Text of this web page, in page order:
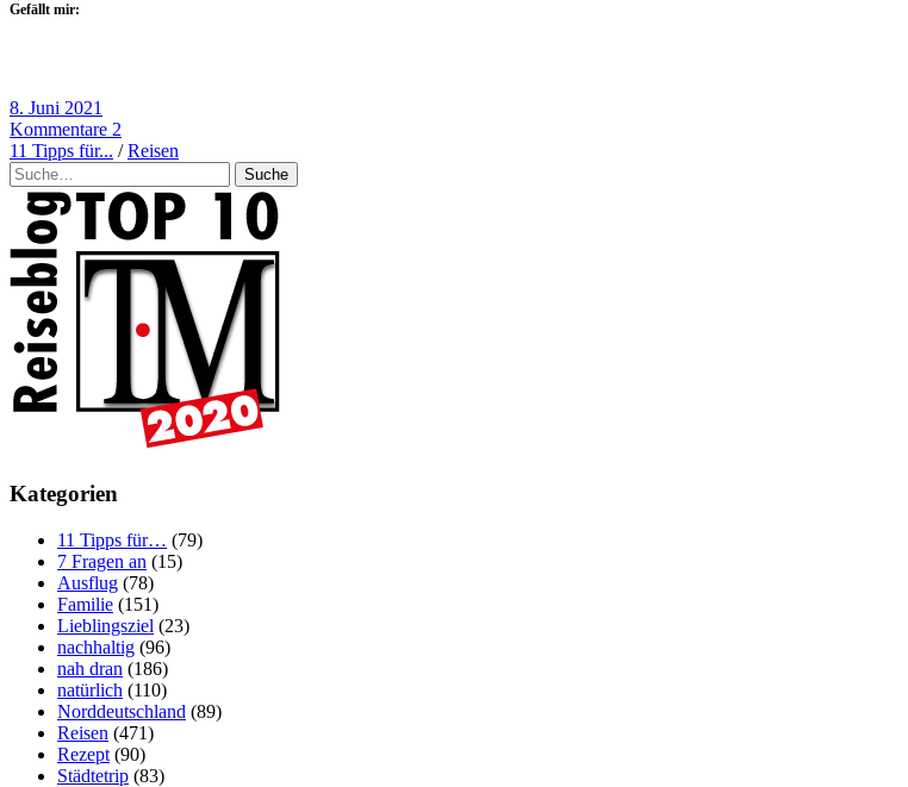
Gefällt mir:
8. Juni 2021
Kommentare 2
11 Tipps für... /Reisen
Suche
Kategorien
11 Tipps für… (79)
7 Fragen an (15)
Ausflug (78)
Familie (151)
Lieblingsziel (23)
nachhaltig (96)
nah dran (186)
natürlich (110)
Norddeutschland (89)
Reisen (471)
Rezept (90)
Städtetrip (83)